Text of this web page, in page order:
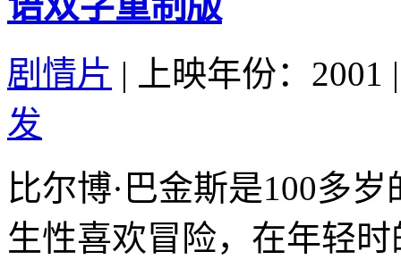
剧情片 | 上映年份：2001 |
发
比尔博·巴金斯是100多
生性喜欢冒险，在年轻